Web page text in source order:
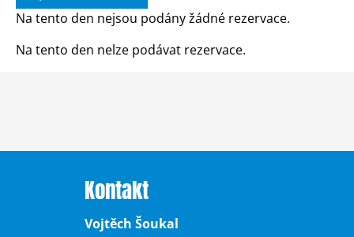
Na tento den nejsou podány žádné rezervace.
Na tento den nelze podávat rezervace.
Kontakt
Vojtěch Šoukal